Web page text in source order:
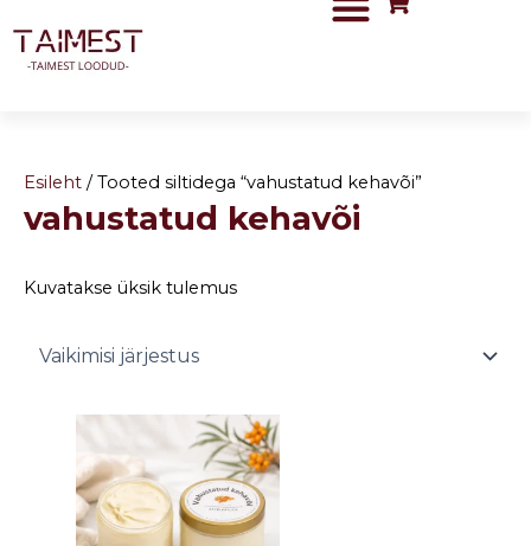
content
Esileht / Tooted siltidega “vahustatud kehavõi”
vahustatud kehavõi
Kuvatakse üksik tulemus